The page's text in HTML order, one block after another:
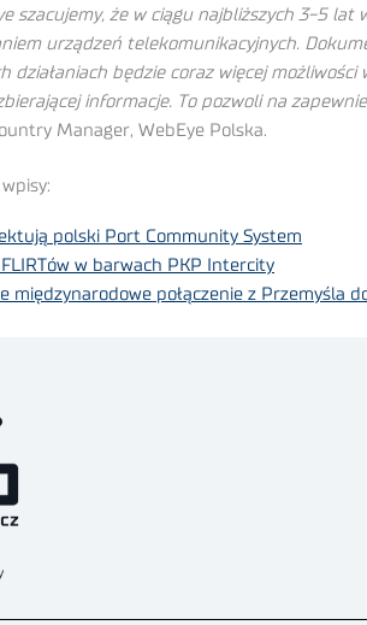
szacujemy, że w ciągu najbliższych 3-5
urządzeń telekomunikacyjnych.
działaniach będzie coraz więcej
informacje. To pozwoli na
Manager, WebEye Polska.
polski Port Community System
FLIRTów w barwach PKP Intercity
międzynarodowe połączenie z Przemyśla